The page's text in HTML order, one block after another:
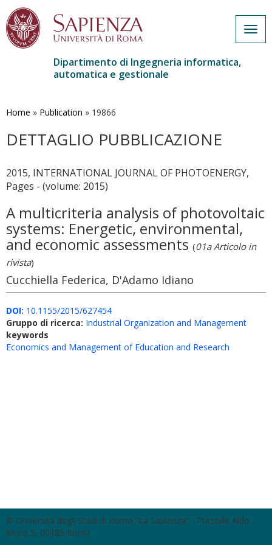
contenuto
Dipartimento di Ingegneria informatica,
automatica e gestionale
Home » Publication » 19866
DETTAGLIO PUBBLICAZIONE
2015, INTERNATIONAL JOURNAL OF PHOTOENERGY,
Pages - (volume: 2015)
A multicriteria analysis of photovoltaic
systems: Energetic, environmental,
and economic assessments (01a Articolo in
rivista)
Cucchiella Federica, D'Adamo Idiano
DOI: 10.1155/2015/627454
Gruppo di ricerca: Industrial Organization and Management
keywords
Economics and Management of Education and Research
© Università degli Studi di Roma "La Sapienza" - Piazzale Aldo
Moro 5, 00185 Roma